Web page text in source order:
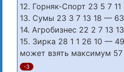
12. Горняк-Спорт 23 5 7
13. Сумы 23 3 7 13 18 —
14. Агробизнес 22 2 7 13
15. Зирка 28 1 1 26 10 —
может взять максимум 57
-3